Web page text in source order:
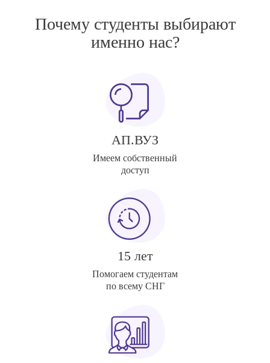
Почему студенты выбирают
именно нас?
АП.ВУЗ
Имеем собственный
доступ
15 лет
Помогаем студентам
по всему СНГ